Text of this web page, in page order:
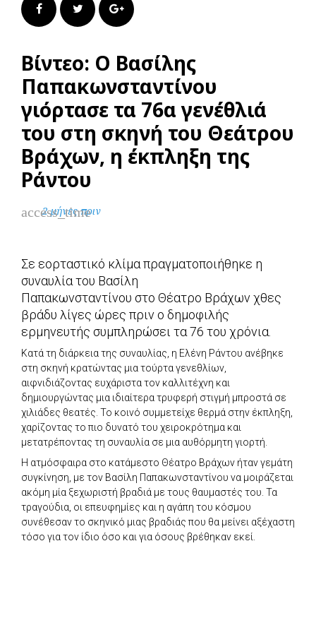
FacebookTwitter Google+
Βίντεο: Ο Βασίλης
Παπακωνσταντίνου
γιόρτασε τα 76α γενέθλιά
του στη σκηνή του Θεάτρου
Βράχων, η έκπληξη της
Ράντου
access_time
2 μήνες πριν
Σε εορταστικό κλίμα πραγματοποιήθηκε η
συναυλία του Βασίλη
Παπακωνσταντίνου στο Θέατρο Βράχων χθες
βράδυ λίγες ώρες πριν ο δημοφιλής
ερμηνευτής συμπληρώσει τα 76 του χρόνια.
Κατά τη διάρκεια της συναυλίας, η Ελένη Ράντου ανέβηκε
στη σκηνή κρατώντας μια τούρτα γενεθλίων,
αιφνιδιάζοντας ευχάριστα τον καλλιτέχνη και
δημιουργώντας μια ιδιαίτερα τρυφερή στιγμή μπροστά σε
χιλιάδες θεατές. Το κοινό συμμετείχε θερμά στην έκπληξη,
χαρίζοντας το πιο δυνατό του χειροκρότημα και
μετατρέποντας τη συναυλία σε μια αυθόρμητη γιορτή.
Η ατμόσφαιρα στο κατάμεστο Θέατρο Βράχων ήταν γεμάτη
συγκίνηση, με τον Βασίλη Παπακωνσταντίνου να μοιράζεται
ακόμη μία ξεχωριστή βραδιά με τους θαυμαστές του. Τα
τραγούδια, οι επευφημίες και η αγάπη του κόσμου
συνέθεσαν το σκηνικό μιας βραδιάς που θα μείνει αξέχαστη
τόσο για τον ίδιο όσο και για όσους βρέθηκαν εκεί.